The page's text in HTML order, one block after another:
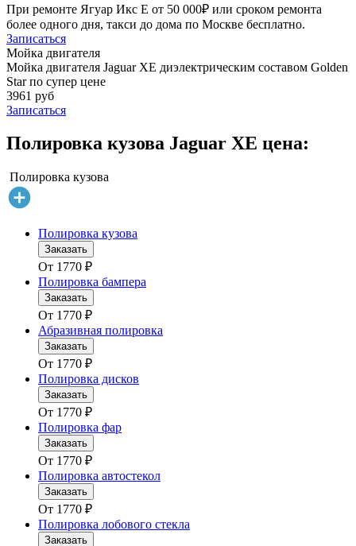
При ремонте Ягуар Икс Е от 50 000₽ или сроком ремонта
более одного дня, такси до дома по Москве бесплатно.
Записаться
Мойка двигателя
Мойка двигателя Jaguar XE диэлектрическим составом Golden
Star по супер цене
3961 руб
Записаться
Полировка кузова Jaguar XE цена:
Полировка кузова
Полировка кузова
Заказать
От 1770 ₽
Полировка бампера
Заказать
От 1770 ₽
Абразивная полировка
Заказать
От 1770 ₽
Полировка дисков
Заказать
От 1770 ₽
Полировка фар
Заказать
От 1770 ₽
Полировка автостекол
Заказать
От 1770 ₽
Полировка лобового стекла
Заказать